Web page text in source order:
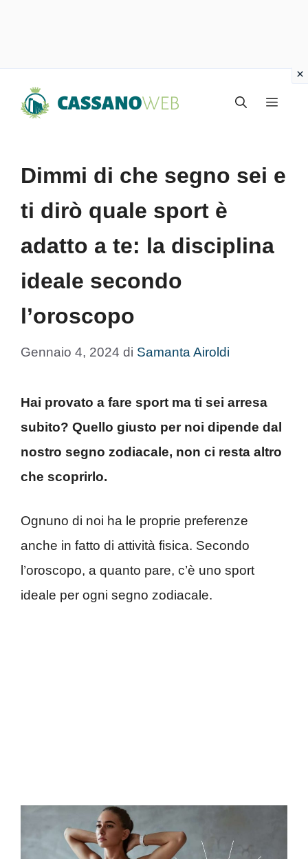
Menu
Dimmi di che segno sei e
ti dirò quale sport è
adatto a te: la disciplina
ideale secondo
l’oroscopo
Gennaio 4, 2024 di Samanta Airoldi
Hai provato a fare sport ma ti sei arresa
subito? Quello giusto per noi dipende dal
nostro segno zodiacale, non ci resta altro
che scoprirlo.
Ognuno di noi ha le proprie preferenze
anche in fatto di attività fisica. Secondo
l’oroscopo, a quanto pare, c’è uno sport
ideale per ogni segno zodiacale.